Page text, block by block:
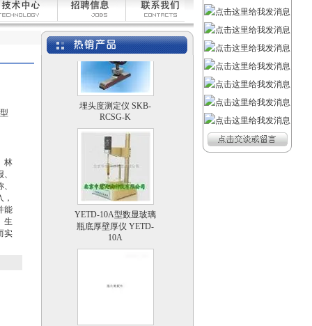
林
能
生
实
埋头度测定仪 SKB-
RCSG-K
YETD-10A型数显玻璃
瓶底厚壁厚仪 YETD-
10A